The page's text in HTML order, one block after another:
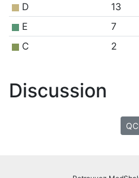
D
13
E
7
C
2
Discussion